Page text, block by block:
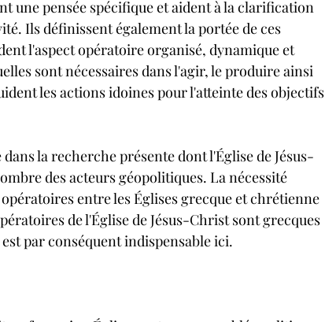
une pensée spécifique et aident à la clarification
Ils définissent également la portée de ces
l'aspect opératoire organisé, dynamique et
sont nécessaires dans l'agir, le produire ainsi
les actions idoines pour l'atteinte des objectifs
la recherche présente dont l'Église de Jésus-
des acteurs géopolitiques. La nécessité
entre les Églises grecque et chrétienne
de l'Église de Jésus-Christ sont grecques
par conséquent indispensable ici.